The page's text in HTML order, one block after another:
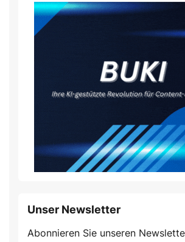
Unser Newsletter
Abonnieren Sie unseren